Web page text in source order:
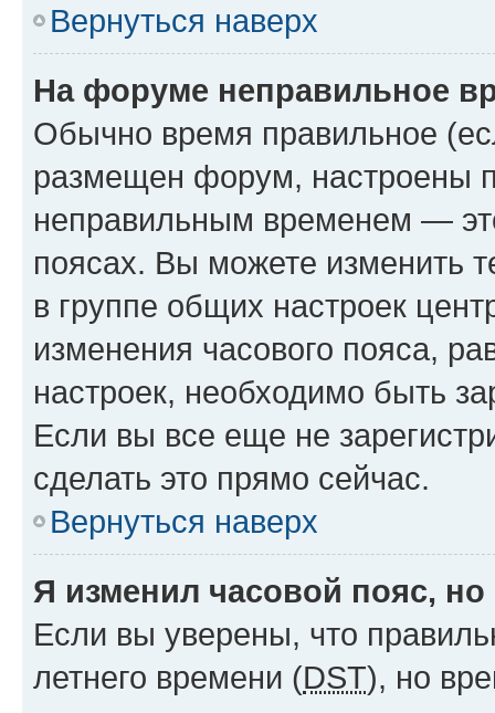
Вернуться наверх
На форуме неправильное
Обычно время правильное
размещен форум, настроены
неправильным временем —
поясах. Вы можете изменить
в группе общих настроек
изменения часового пояса,
настроек, необходимо быть
Если вы все еще не
сделать это прямо сейчас.
Вернуться наверх
Я изменил часовой пояс,
Если вы уверены, что
летнего времени (DST), но